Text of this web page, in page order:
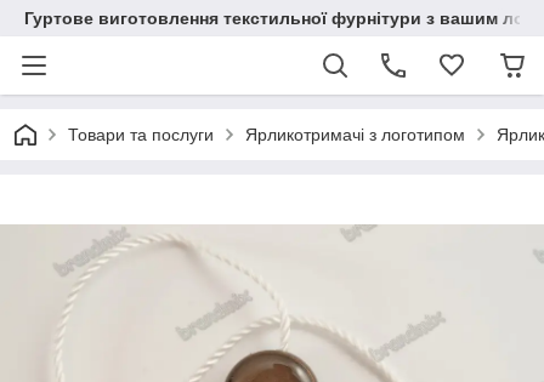
Гуртове виготовлення текстильної фурнітури з вашим
Товари та послуги Ярликотримачі з логотипом